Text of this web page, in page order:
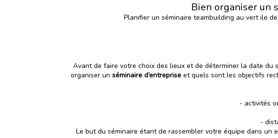
Bien organiser un
Planifier un séminaire teambuilding au vert ile
Avant de faire votre choix des lieux et de déterminer la date du
organiser un séminaire d’entrepriseet quels sont les objectifs
- activités
-
Le but du séminaire étant de rassembler votre équipe dans